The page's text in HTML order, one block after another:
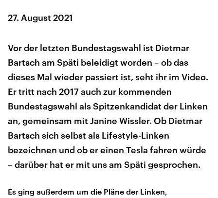
27. August 2021
Vor der letzten Bundestagswahl ist Dietmar
Bartsch am Späti beleidigt worden – ob das
dieses Mal wieder passiert ist, seht ihr im Video.
Er tritt nach 2017 auch zur kommenden
Bundestagswahl als Spitzenkandidat der Linken
an, gemeinsam mit Janine Wissler. Ob Dietmar
Bartsch sich selbst als Lifestyle-Linken
bezeichnen und ob er einen Tesla fahren würde
– darüber hat er mit uns am Späti gesprochen.
Es ging außerdem um die Pläne der Linken,